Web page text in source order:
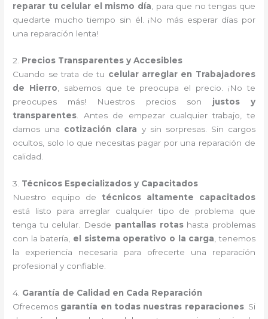
reparar tu celular el mismo día , para que no tengas que
quedarte mucho tiempo sin él. ¡No más esperar días por
una reparación lenta!
2. Precios Transparentes y Accesibles
Cuando se trata de tu celular arreglar en Trabajadores
de Hierro , sabemos que te preocupa el precio. ¡No te
preocupes más! Nuestros precios son justos y
transparentes . Antes de empezar cualquier trabajo, te
damos una cotización clara y sin sorpresas. Sin cargos
ocultos, solo lo que necesitas pagar por una reparación de
calidad.
3. Técnicos Especializados y Capacitados
Nuestro equipo de técnicos altamente capacitados
está listo para arreglar cualquier tipo de problema que
tenga tu celular. Desde pantallas rotashasta problemas
con la batería, el sistema operativo o la carga , tenemos
la experiencia necesaria para ofrecerte una reparación
profesional y confiable.
4. Garantía de Calidad en Cada Reparación
Ofrecemos garantía en todas nuestras reparaciones. Si